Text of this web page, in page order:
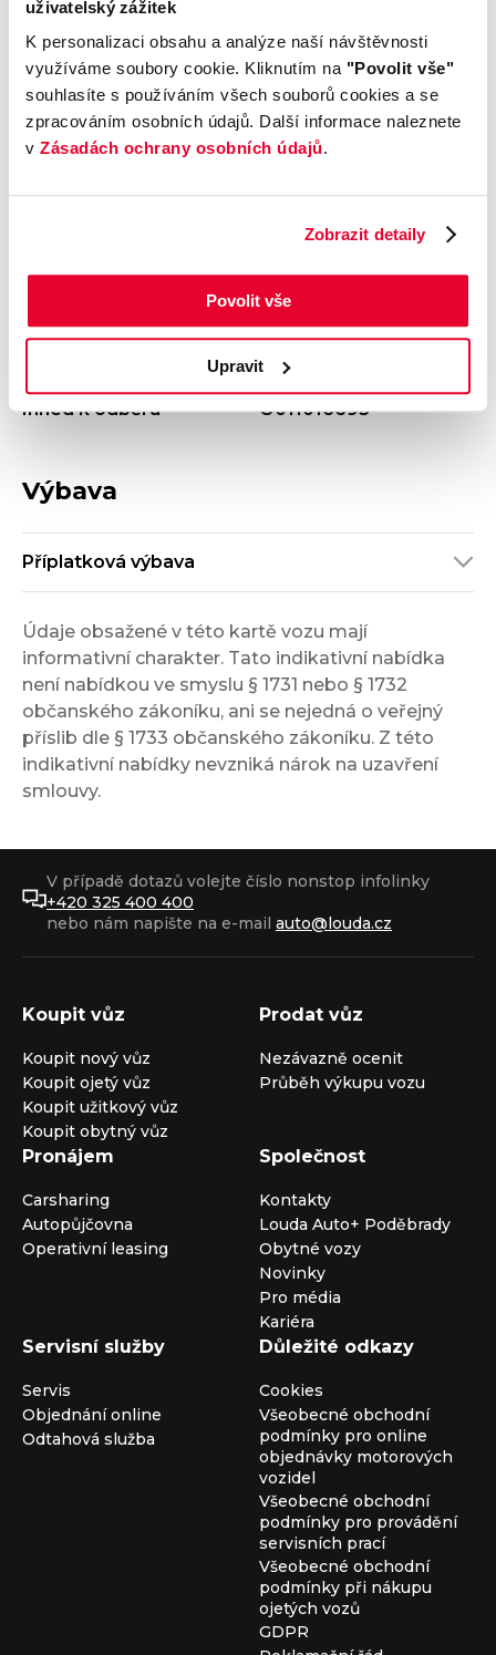
uživatelský zážitek
K personalizaci obsahu a analýze naší návštěvnosti
využíváme soubory cookie. Kliknutím na "Povolit vše"
souhlasíte s používáním všech souborů cookies a se
zpracováním osobních údajů. Další informace naleznete
v Zásadách ochrany osobních údajů.
Zobrazit detaily
Povolit vše
Upravit
Výrobce
Škoda
Model
Superb
Kombi
Počet dveří
Barva
Šedá
Velikost disků kol
Odpočet DPH
Ihned k odběru
O011016693
Výbava
Příplatková výbava
Údaje obsažené v této kartě vozu mají
informativní charakter. Tato indikativní nabídka
není nabídkou ve smyslu § 1731 nebo § 1732
občanského zákoníku, ani se nejedná o veřejný
příslib dle § 1733 občanského zákoníku. Z této
indikativní nabídky nevzniká nárok na uzavření
smlouvy.
V případě dotazů volejte číslo nonstop infolinky
+420 325 400 400
nebo nám napište na e-mail auto@louda.cz
Koupit vůz
Koupit nový vůz
Koupit ojetý vůz
Koupit užitkový vůz
Koupit obytný vůz
Prodat vůz
Nezávazně ocenit
Průběh výkupu vozu
Pronájem
Carsharing
Autopůjčovna
Operativní leasing
Společnost
Kontakty
Louda Auto+ Poděbrady
Obytné vozy
Novinky
Pro média
Kariéra
Servisní služby
Servis
Objednání online
Odtahová služba
Důležité odkazy
Cookies
Všeobecné obchodní
podmínky pro online
objednávky motorových
vozidel
Všeobecné obchodní
podmínky pro provádění
servisních prací
Všeobecné obchodní
podmínky při nákupu
ojetých vozů
GDPR